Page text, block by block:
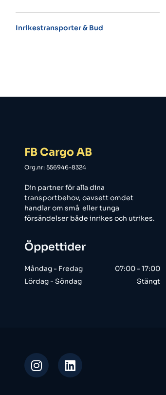
Utrikesleveranser i rätt tid
FB Cargo AB
Org.nr: 556946-8324
Din partner för alla dina
transportbehov, oavsett omdet
handlar om små eller tunga
försändelser både inrikes och utrikes.
Öppettider
Måndag - Fredag
Lördag - Söndag
07:00 - 17:00
Stängt